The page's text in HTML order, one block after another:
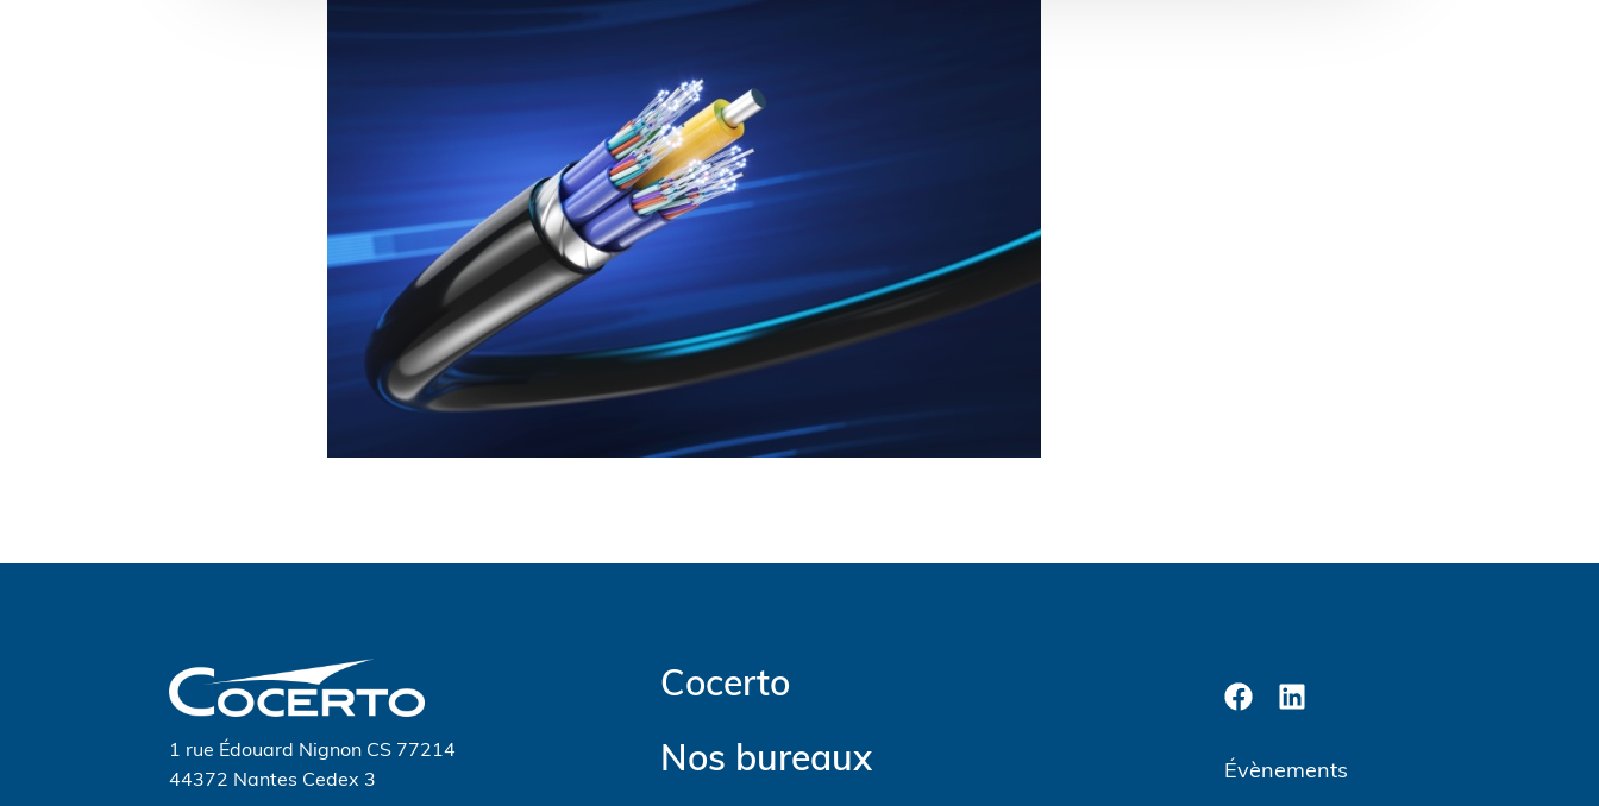
1 rue Édouard Nignon CS 77214
44372 Nantes Cedex 3
Cocerto
Nos bureaux Évènements